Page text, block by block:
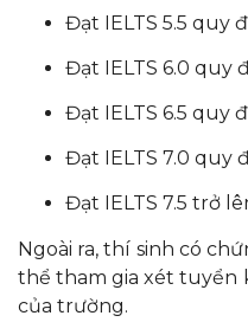
Đạt IELTS 5.5 quy
Đạt IELTS 6.0 quy
Đạt IELTS 6.5 quy
Đạt IELTS 7.0 quy
Đạt IELTS 7.5 trở
Ngoài ra, thí sinh có
thể tham gia xét tuyển
của trường.